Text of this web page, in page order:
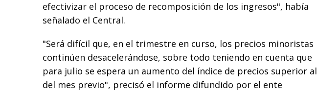
efectivizar el proceso de recomposición de los ingresos", había
señalado el Central.
"Será difícil que, en el trimestre en curso, los precios minoristas
continúen desacelerándose, sobre todo teniendo en cuenta que
para julio se espera un aumento del índice de precios superior al
del mes previo", precisó el informe difundido por el ente